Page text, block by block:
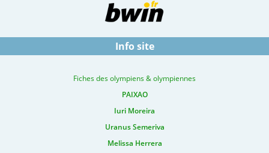
Info site
Fiches des olympiens & olympiennes
PAIXAO
Iuri Moreira
Uranus Semeriva
Melissa Herrera